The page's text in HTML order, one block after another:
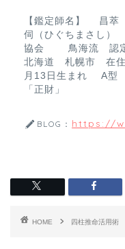
【鑑定師名】 昌萃
伺（ひぐちまさし）
協会 鳥海流 認定講
北海道 札幌市 在住
月13日生まれ A型
「正財」
BLOG： https://
HOME 四柱推命活用術